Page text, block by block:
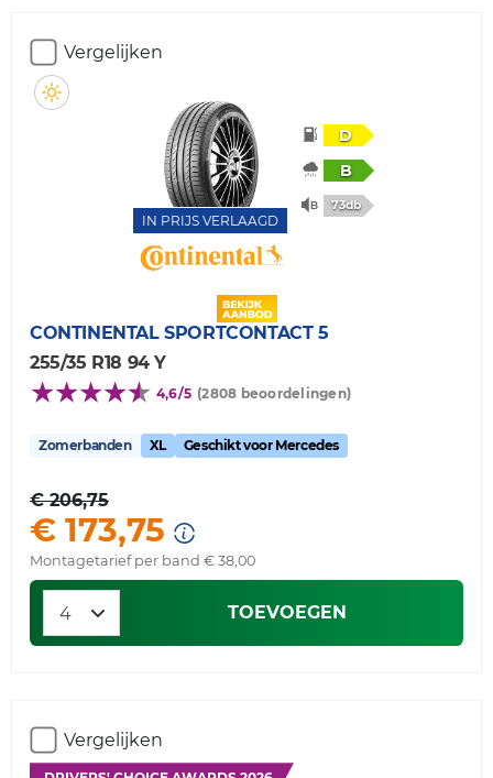
Vergelijken
IN PRIJS VERLAAGD
D
B
73db
CONTINENTAL SPORTCONTACT 5
255/35 R18 94 Y
4,6/5 (2808 beoordelingen)
Zomerbanden XL Geschikt voor Mercedes
€ 206,75
€ 173,75
Montagetarief per band € 38,00
TOEVOEGEN
Vergelijken